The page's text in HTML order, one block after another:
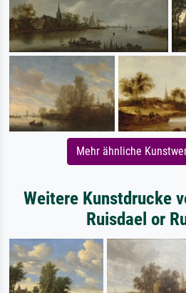
Mehr ähnliche
Weitere Kunstdrucke
Ruisdael or